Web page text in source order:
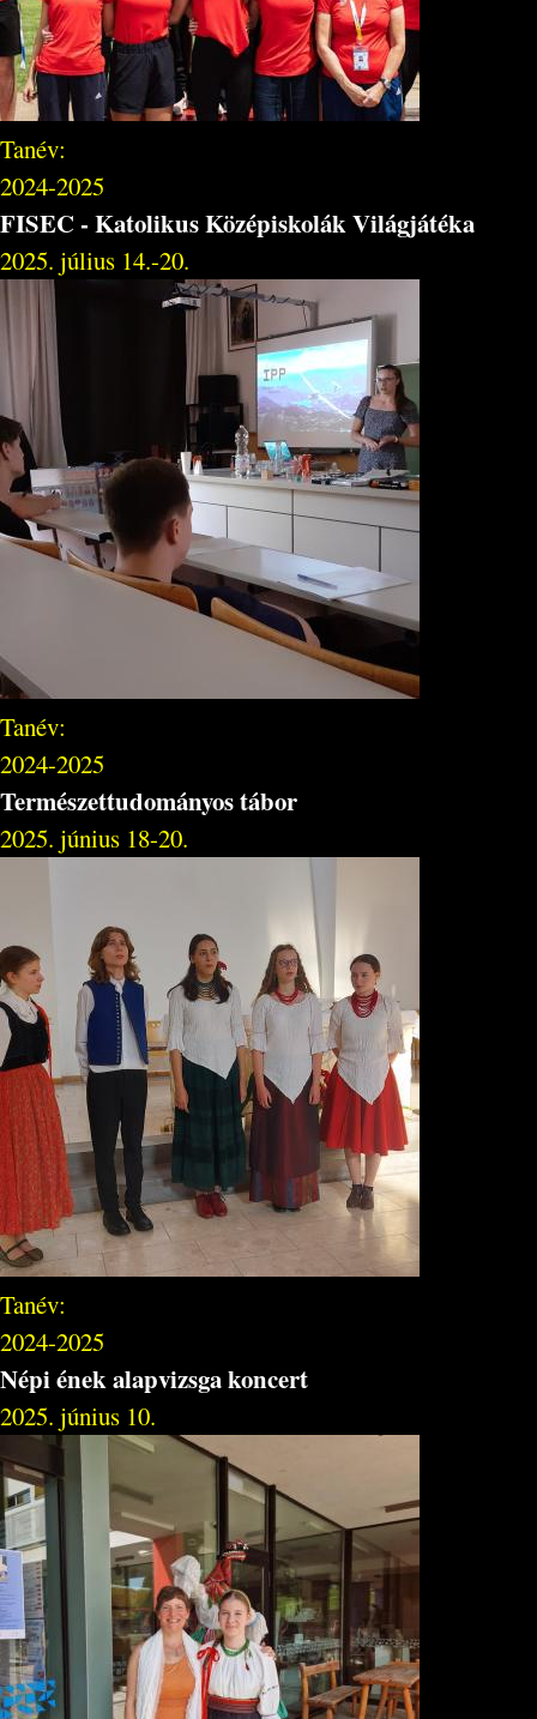
Tanév:
2024-2025
FISEC - Katolikus Középiskolák Világjátéka
2025. július 14.-20.
Tanév:
2024-2025
Természettudományos tábor
2025. június 18-20.
Tanév:
2024-2025
Népi ének alapvizsga koncert
2025. június 10.